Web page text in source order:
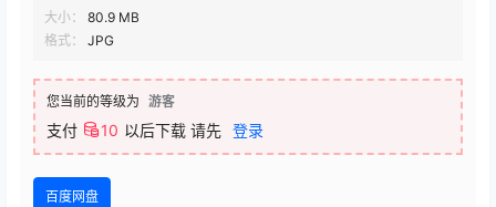
大小：
80.9 MB
格式：
JPG
您当前的等级为 游客
支付 10 以后下载 请先 登录
百度网盘